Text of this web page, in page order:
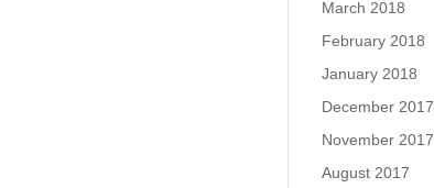
March 2018
February 2018
January 2018
December 2017
November 2017
August 2017